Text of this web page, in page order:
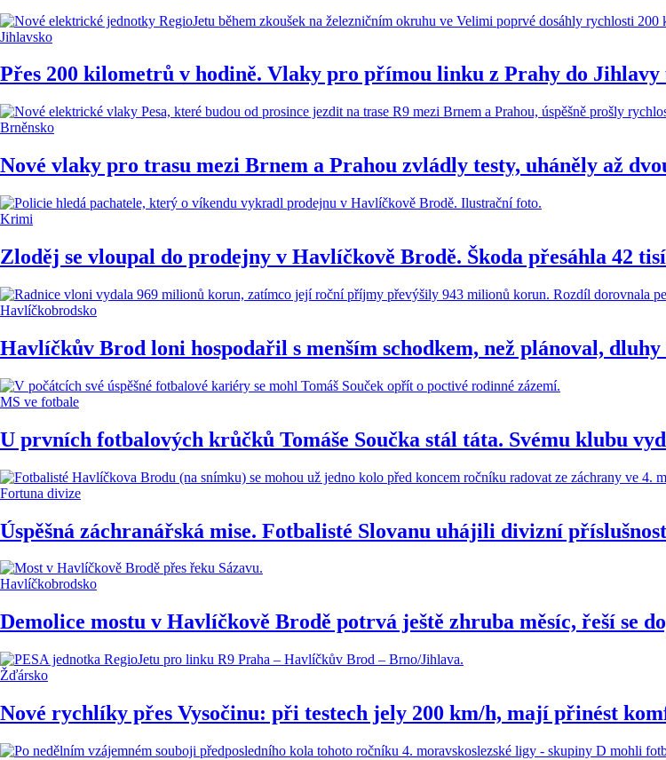
Jihlavsko
Přes 200 kilometrů v hodině. Vlaky pro přímou linku z Prahy do Jihlavy
Brněnsko
Nové vlaky pro trasu mezi Brnem a Prahou zvládly testy, uháněly až
Krimi
Zloděj se vloupal do prodejny v Havlíčkově Brodě. Škoda přesáhla 42
Havlíčkobrodsko
Havlíčkův Brod loni hospodařil s menším schodkem, než plánoval, dluhy
MS ve fotbale
U prvních fotbalových krůčků Tomáše Součka stál táta. Svému klubu
Fortuna divize
Úspěšná záchranářská mise. Fotbalisté Slovanu uhájili divizní příslušnost
Havlíčkobrodsko
Demolice mostu v Havlíčkově Brodě potrvá ještě zhruba měsíc, řeší se
Žďársko
Nové rychlíky přes Vysočinu: při testech jely 200 km/h, mají přinést